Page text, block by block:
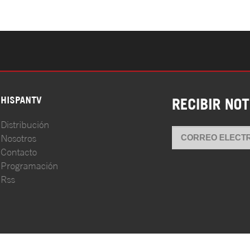
HISPANTV
Distribución
Nosotros
Contacto
Programación
Rss
RECIBIR